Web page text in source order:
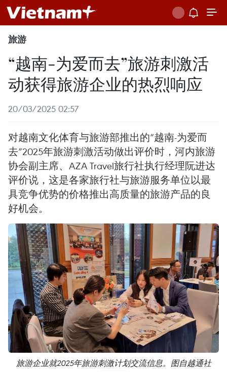
旅游
“越南-为爱而去”旅游刺激活
动获得旅游企业的热烈响应
20/03/2025 02:57
对越南文化体育与旅游部推出的“越南-为爱而
去”2025年旅游刺激活动做出评价时，河内旅游
协会副主席、AZA Travel旅行社执行经理阮进达
评价说，这是各家旅行社与旅游服务单位以最
具竞争优势的价格推出高质量的旅游产品的良
好机会。
旅游企业就2025年旅游刺激计划交流信息。图自越通社